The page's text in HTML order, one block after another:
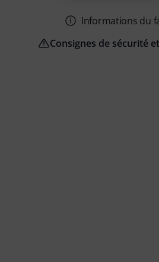
Informations du
Consignes de sécurité